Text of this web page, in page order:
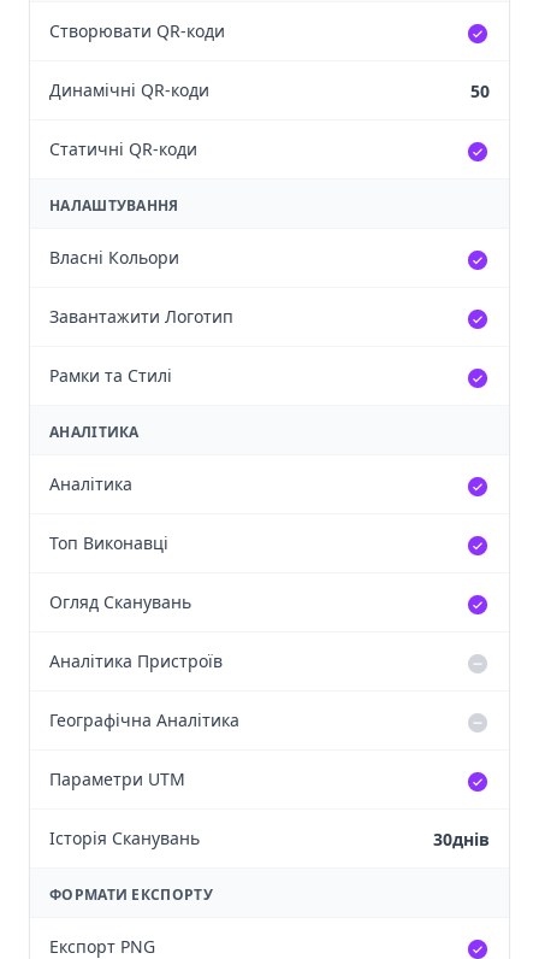
Створювати QR-коди
Динамічні QR-коди 50
Статичні QR-коди
НАЛАШТУВАННЯ
Власні Кольори
Завантажити Логотип
Рамки та Стилі
АНАЛІТИКА
Аналітика
Топ Виконавці
Огляд Сканувань
Аналітика Пристроїв
Географічна Аналітика
Параметри UTM
Історія Сканувань 30днів
ФОРМАТИ ЕКСПОРТУ
Експорт PNG